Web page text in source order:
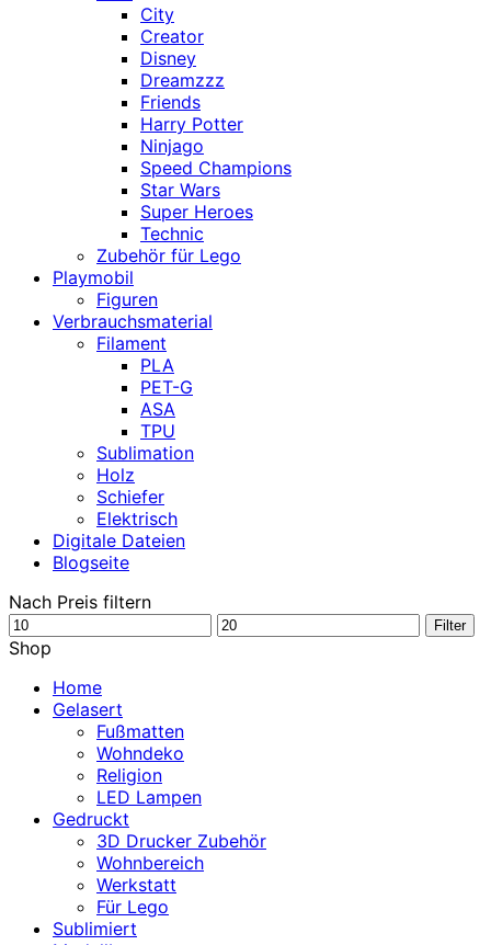
City
Creator
Disney
Dreamzzz
Friends
Harry Potter
Ninjago
Speed Champions
Star Wars
Super Heroes
Technic
Zubehör für Lego
Playmobil
Figuren
Verbrauchsmaterial
Filament
PLA
PET-G
ASA
TPU
Sublimation
Holz
Schiefer
Elektrisch
Digitale Dateien
Blogseite
Nach Preis filtern
Min.
Preis
Max.
Filter
Shop
Home
Gelasert
Fußmatten
Wohndeko
Religion
LED Lampen
Gedruckt
3D Drucker Zubehör
Wohnbereich
Werkstatt
Für Lego
Sublimiert